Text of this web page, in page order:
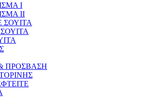
I
II
ΣΟΥΙΤΑ
ΠΡΟΣΒΑΣΗ